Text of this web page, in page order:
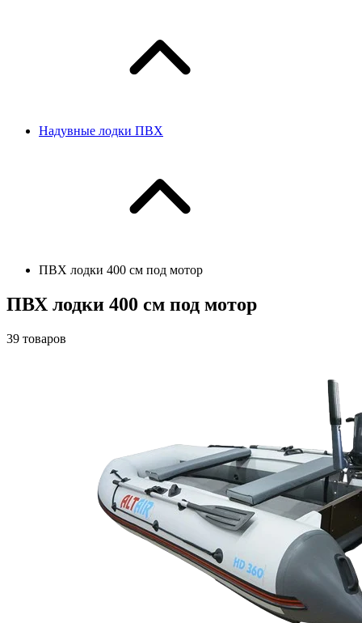
Надувные лодки ПВХ
ПВХ лодки 400 см под мотор
ПВХ лодки 400 см под мотор
39 товаров